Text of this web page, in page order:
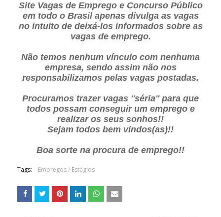
Site Vagas de Emprego e Concurso Público
em todo o Brasil apenas divulga as vagas
no intuito de deixá-los informados sobre as
vagas de emprego.
Não temos nenhum vínculo com nenhuma
empresa, sendo assim não nos
responsabilizamos pelas vagas postadas.
Procuramos trazer vagas ''séria'' para que
todos possam conseguir um emprego e
realizar os seus sonhos!!
Sejam todos bem vindos(as)!!
Boa sorte na procura de emprego!!
Tags: Empregos / Estágios